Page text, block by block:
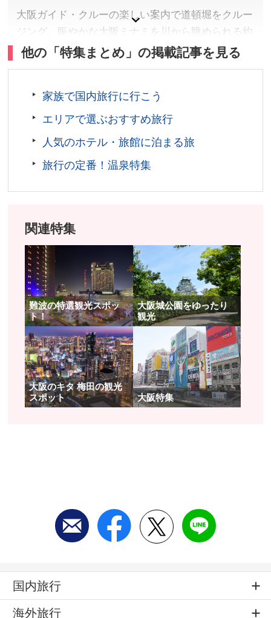
ン/9:00～18:00)
通天閣 公式サイト
大阪ガイド・クルーの楽しい案内で道頓堀をクルー
ジング。賑やかな大阪ミナミを川から眺められる約
２０分間のミニクルーズをお楽しみください。
乗船料金／おとな 1,500円、学生(中学生以上) 1,000
券売り場で便指定で購入
運航時間／詳しくは公式サイトをご確認ください
分。南海本線・高野線 なんば駅より徒歩約10分。近
とんぼりリバークルーズ 公式サイト
他の「特集まとめ」の掲載記事を見る
家族で国内旅行に行こう
エリアで選ぶおすすめ旅行
人気のホテル・旅館に泊まる旅
旅行の定番！温泉特集
関連特集
難波の特選観光スポッ
ト！
大阪城公園をゆったり
観光
大阪のキタ 梅田の観光
スポット
大阪特集
国内旅行
海外旅行